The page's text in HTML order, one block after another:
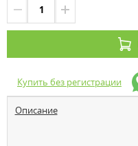
Купить без регистрации
Описание